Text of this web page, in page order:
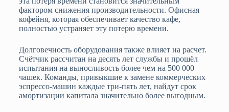
фактором снижения производительности. Офисная
кофейня, которая обеспечивает качество кафе,
полностью устраняет эту потерю времени.
Долговечность оборудования также влияет на расчет.
Счётчик рассчитан на десять лет службы и прошёл
испытания на выносливость более чем на 500 000
чашек. Команды, привыкшие к замене коммерческих
эспрессо-машин каждые три-пять лет, найдут срок
амортизации капитала значительно более выгодным.